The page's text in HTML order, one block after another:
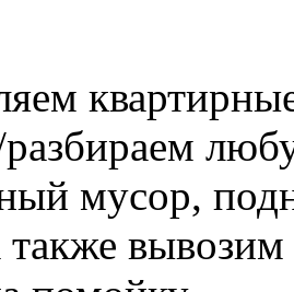
мусор,
также